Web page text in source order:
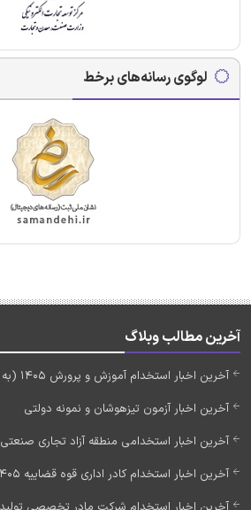
لوگوی رسانه‌های برخط
آخرین مطالب وبلاگ
آخرین اخبار استخدام آموزش و پرورش 1405 (به زودی)
آخرین اخبار آزمون تیزهوشان و نمونه دولتی
آخرین اخبار استخدامی منطقه آزاد تجاری صنعتی 1405
آخرین اخبار استخدام کادر اداری قوه قضاییه 1405 (به زودی)